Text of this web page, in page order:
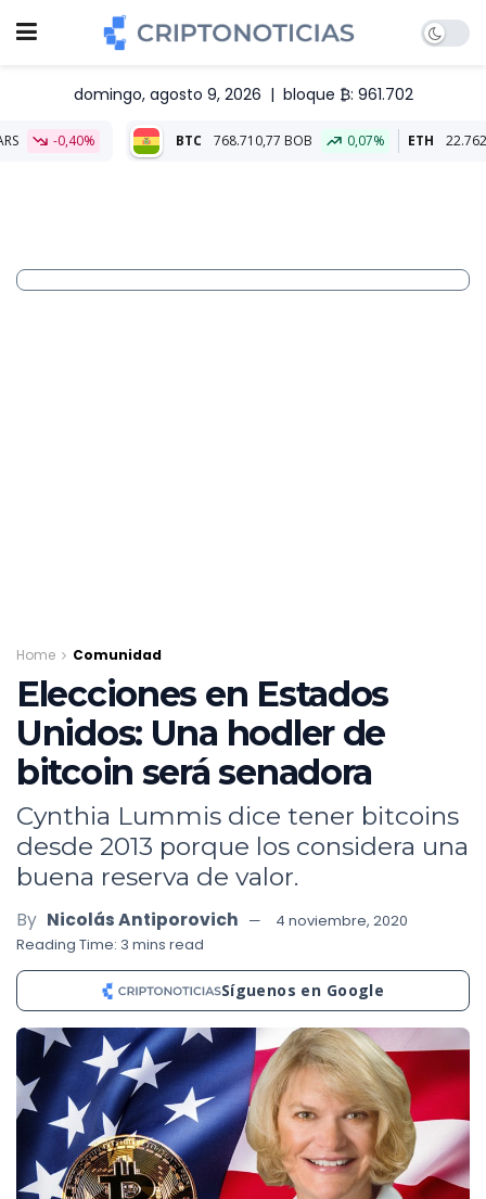
domingo, agosto 9, 2026 | bloque ₿: 961.702
BTC 768.710,77 BOB 0,07% ETH 22.762,46 BOB
Home Comunidad
Elecciones en Estados
Unidos: Una hodler de
bitcoin será senadora
Cynthia Lummis dice tener bitcoins
desde 2013 porque los considera una
buena reserva de valor.
By Nicolás Antiporovich
4 noviembre, 2020
Reading Time: 3 mins read
Síguenos en Google